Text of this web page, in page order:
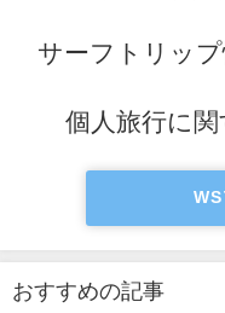
サーフトリッ
個人旅行に
おすすめの記事